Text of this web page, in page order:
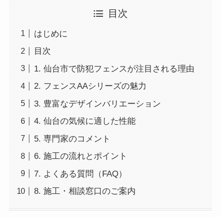
目次
はじめに
目次
1. 仙台市で防犯フェンスが注目される理由
2. フェンスAAシリーズの魅力
3. 豊富なデザインバリエーション
4. 仙台の気候に適した性能
5. 専門家のコメント
6. 施工の流れとポイント
7. よくある質問（FAQ）
8. 施工・相談窓口のご案内